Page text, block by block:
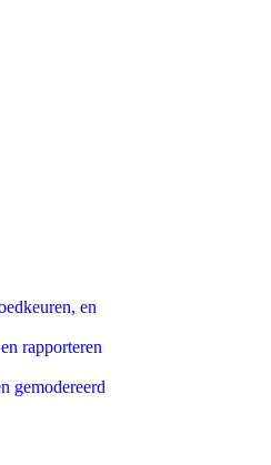
en
rapporteren
gemodereerd